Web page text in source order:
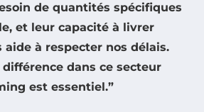
de quantités spécifiques
et leur capacité à livrer
à respecter nos délais.
dans ce secteur
est essentiel.”